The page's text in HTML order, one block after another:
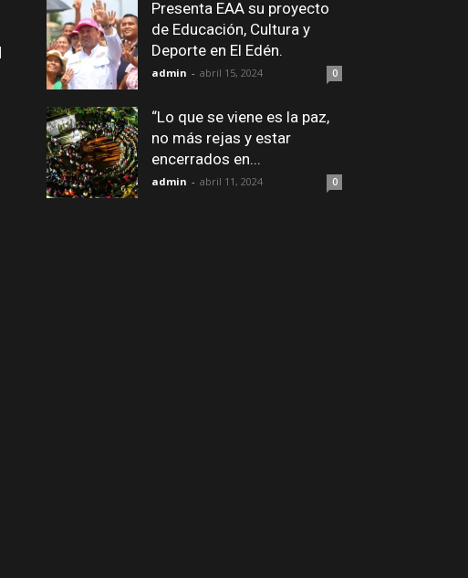
Presenta EAA su proyecto
de Educación, Cultura y
Deporte en El Edén.
admin - abril 15, 2024 0
“Lo que se viene es la paz,
no más rejas y estar
encerrados en...
admin - abril 11, 2024 0